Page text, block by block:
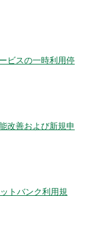
ビスの一時利用停
改善および新規申
トバンク利用規